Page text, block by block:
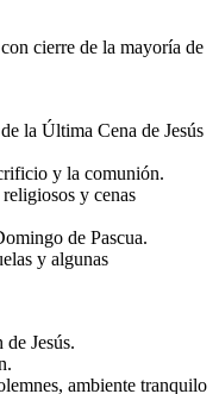
cierre de la mayoría de
la Última Cena de Jesús
y la comunión.
y cenas
de Pascua.
y algunas
Jesús.
ambiente tranquilo